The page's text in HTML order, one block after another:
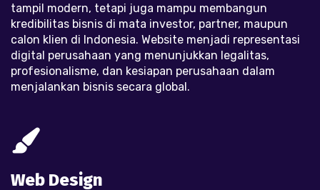
tampil modern, tetapi juga mampu membangun
kredibilitas bisnis di mata investor, partner, maupun
calon klien di Indonesia. Website menjadi representasi
digital perusahaan yang menunjukkan legalitas,
profesionalisme, dan kesiapan perusahaan dalam
menjalankan bisnis secara global.
fas
paintbrush
Web Design